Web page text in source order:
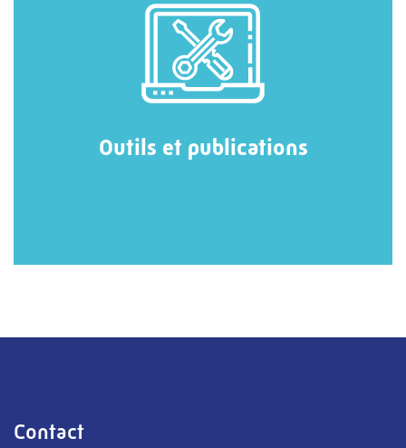
Outils et publications
Contact